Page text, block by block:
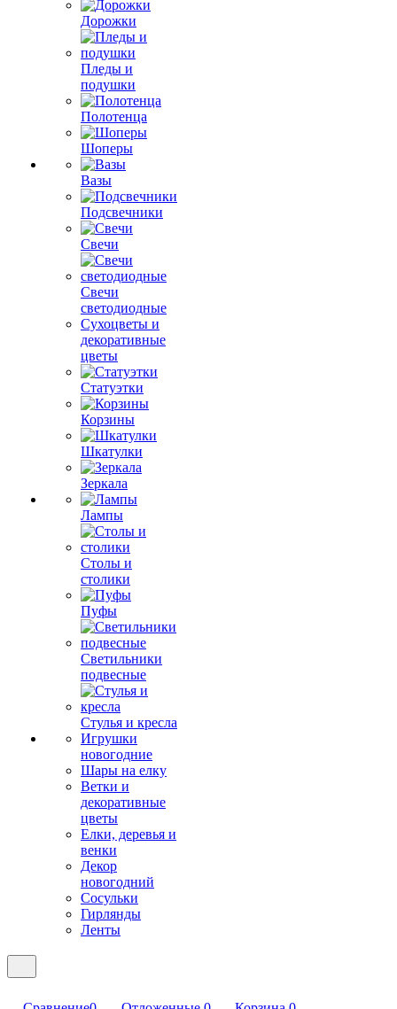
Дорожки
Пледы и
подушки
Полотенца
Шоперы
Вазы
Подсвечники
Свечи
Свечи
светодиодные
Сухоцветы и
декоративные
цветы
Статуэтки
Корзины
Шкатулки
Зеркала
Лампы
Столы и
столики
Пуфы
Светильники
подвесные
Стулья и кресла
Игрушки
новогодние
Шары на елку
Ветки и
декоративные
цветы
Елки, деревья и
венки
Декор
новогодний
Сосульки
Гирлянды
Ленты